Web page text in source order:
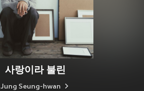
사랑이라 불린
Jung Seung-hwan